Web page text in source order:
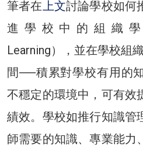
筆者在 上文討論學校如何
進學校中的組織學
Learning），並在學校組
間──積累對學校有用的
不穩定的環境中，可有效
績效。學校如推行知識管
師需要的知識、專業能力